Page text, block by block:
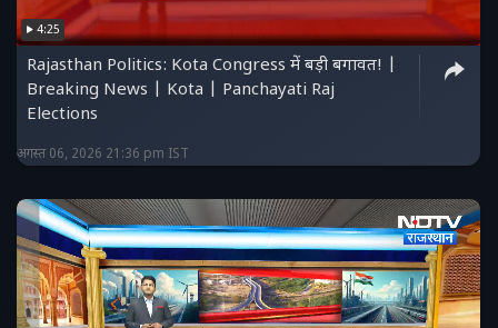
4:25
Rajasthan Politics: Kota Congress में बड़ी बगावत! |
Breaking News | Kota | Panchayati Raj
Elections
अगस्त 06, 2026 21:36 pm IST